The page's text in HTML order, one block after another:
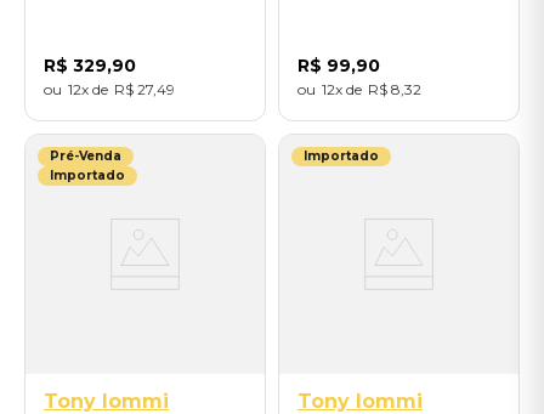
R$ 329,90
12 R$ 27 49
R$ 99,90
12 R$ 8 32
Pré-Venda
Importado
Tony Iommi
Importado
Tony Iommi